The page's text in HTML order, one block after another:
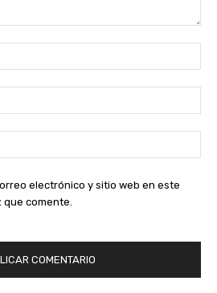
electrónico y sitio web en este
que comente.